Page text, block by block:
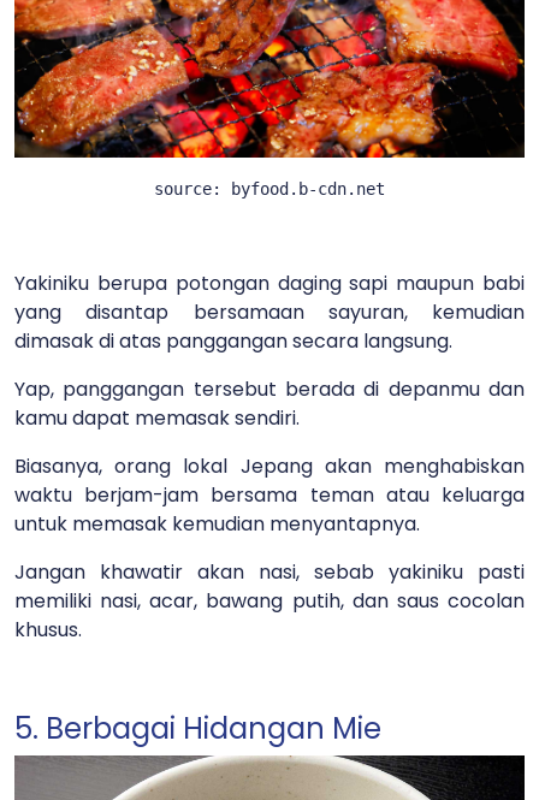
source: byfood.b-cdn.net
Yakiniku berupa potongan daging sapi maupun babi
yang disantap bersamaan sayuran, kemudian
dimasak di atas panggangan secara langsung.
Yap, panggangan tersebut berada di depanmu dan
kamu dapat memasak sendiri.
Biasanya, orang lokal Jepang akan menghabiskan
waktu berjam-jam bersama teman atau keluarga
untuk memasak kemudian menyantapnya.
Jangan khawatir akan nasi, sebab yakiniku pasti
memiliki nasi, acar, bawang putih, dan saus cocolan
khusus.
5. Berbagai Hidangan Mie